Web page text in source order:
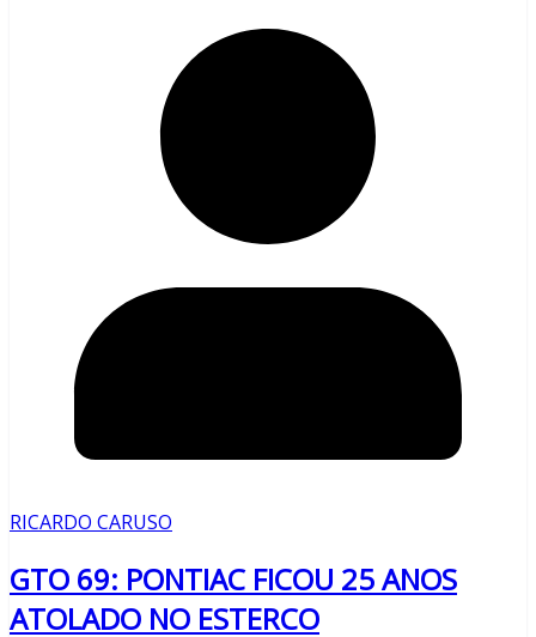
RICARDO CARUSO
GTO 69: PONTIAC FICOU 25 ANOS
ATOLADO NO ESTERCO